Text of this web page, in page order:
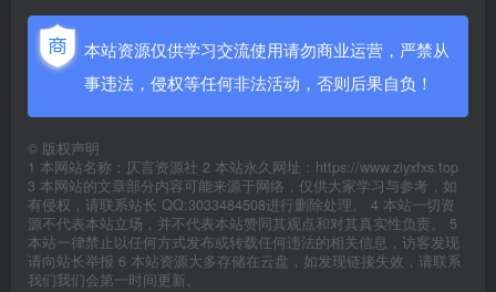
本站资源仅供学习交流使用请勿商业运营，严禁从
事违法，侵权等任何非法活动，否则后果自负！
© 版权声明
1 本网站名称：仄言资源社 2 本站永久网址：https://www.ziyxfxs.top
3 本网站的文章部分内容可能来源于网络，仅供大家学习与参考，如
有侵权，请联系站长 QQ:3033484508进行删除处理。 4 本站一切资
源不代表本站立场，并不代表本站赞同其观点和对其真实性负责。 5
本站一律禁止以任何方式发布或转载任何违法的相关信息，访客发现
请向站长举报 6 本站资源大多存储在云盘，如发现链接失效，请联系
我们我们会第一时间更新。